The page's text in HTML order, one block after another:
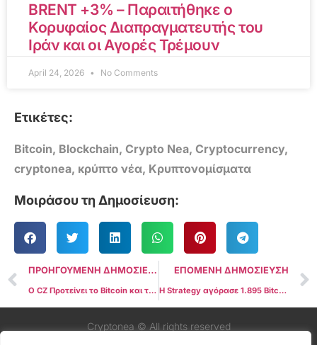
BRENT +3% – Παραιτήθηκε ο
Κορυφαίος Διαπραγματευτής του
Ιράν και οι Αγορές Τρέμουν
April 24, 2026 No Comments
Ετικέτες:
Bitcoin, Blockchain, Crypto Nea, Cryptocurrency,
cryptonea, κρύπτο νέα, Κρυπτονομίσματα
Μοιράσου τη Δημοσίευση:
ΠΡΟΗΓΟΥΜΕΝΗ ΔΗΜΟΣΙΕΥΣΗ
Ο CZ Προτείνει το Bitcoin και το BNB για τα Κρύπτο Αποθέματα του Κιργιστάν
ΕΠΟΜΕΝΗ ΔΗΜΟΣΙΕΥΣΗ
Η Strategy αγόρασε 1.895 Bitcoin με 180 εκατ. δολάρια, μειώνοντας προσωρινά τον ρυθμό αγορών
Cryptonea © All rights reserved